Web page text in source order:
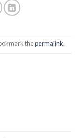
thepermalink.